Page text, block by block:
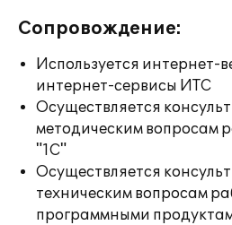
Сопровождение:
Используется интернет-
интернет-сервисы ИТС
Осуществляется
методическим вопросам
"1С"
Осуществляется
техническим вопросам
программными